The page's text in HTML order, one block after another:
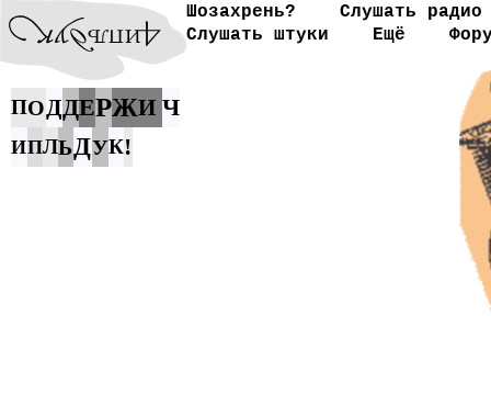
Шозахрень?
Слушать радио
Слушать штуки
Ещё
ПОДДЕРЖИ Ч
ИПЛЬДУК!